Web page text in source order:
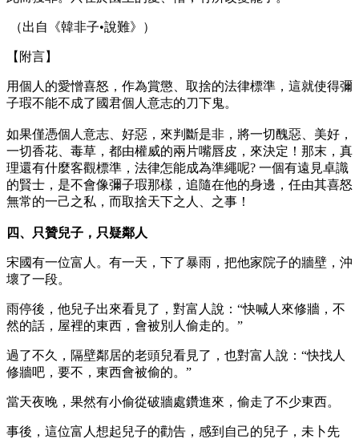
（出自《韓非子•說難》）
【附言】
用個人的愛憎喜怒，作為賞懲、取捨的法律標準，這就使得彌
子瑕不能不成了國君個人意志的刀下鬼。
如果僅憑個人意志、好惡，來判斷是非，將一切醜惡、美好，
一切香花、毒草，都由權威的兩片嘴唇皮，來決定！那末，真
理還有什麼客觀標準，法律怎能成為準繩呢? 一個有遠見卓識
的賢士，是不會像彌子瑕那樣，追隨在他的身邊，任由其喜怒
無常的一己之私，而取捨天下之人、之事！
四、只贊兒子，只疑鄰人
宋國有一位富人。有一天，下了暴雨，把他家院子的牆壁，沖
壞了一段。
雨停後，他兒子出來看見了，對富人說：“快喊人來修牆，不
然的話，屋裡的東西，會被別人偷走的。”
過了不久，隔壁鄰居的老頭兒看見了，也對富人說：“快找人
修牆吧，要不，東西會被偷的。”
當天夜晚，果然有小偷從破牆處鑽進來，偷走了不少東西。
事後，這位富人想起兒子的勸告，感到自己的兒子，未卜先